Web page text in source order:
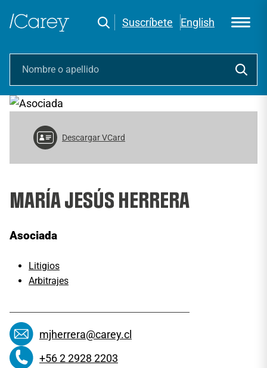
Suscríbete English
Descargar VCard
MARÍA JESÚS HERRERA
Asociada
Litigios
Arbitrajes
mjherrera@carey.cl
+56 2 2928 2203